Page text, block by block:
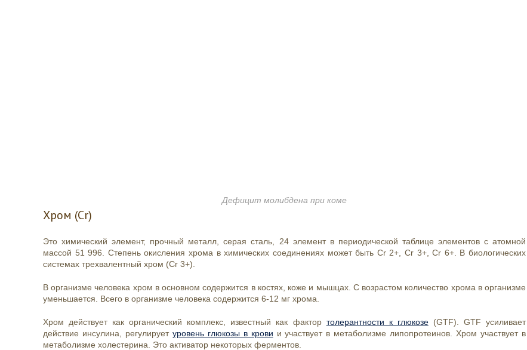
Дефицит молибдена при коме
Хром (Cr)
Это химический элемент, прочный металл, серая сталь, 24 элемент в периодической таблице элементов с атомной
массой 51 996. Степень окисления хрома в химических соединениях может быть Cr 2+, Cr 3+, Cr 6+. В биологических
системах трехвалентный хром (Cr 3+).
В организме человека хром в основном содержится в костях, коже и мышцах. С возрастом количество хрома в организме
уменьшается. Всего в организме человека содержится 6-12 мг хрома.
Хром действует как органический комплекс, известный как фактор толерантности к глюкозе(GTF). GTF усиливает
действие инсулина, регулирует уровень глюкозы в крови и участвует в метаболизме липопротеинов. Хром участвует в
метаболизме холестерина. Это активатор некоторых ферментов.